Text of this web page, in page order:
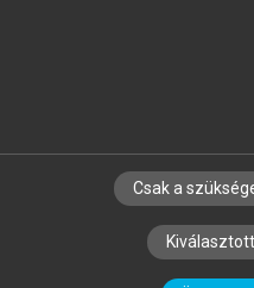
SZERZŐKNEK
SZERKESZTÉSI ÉS
Csak a